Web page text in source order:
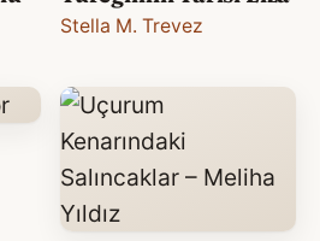
Stella M. Trevez